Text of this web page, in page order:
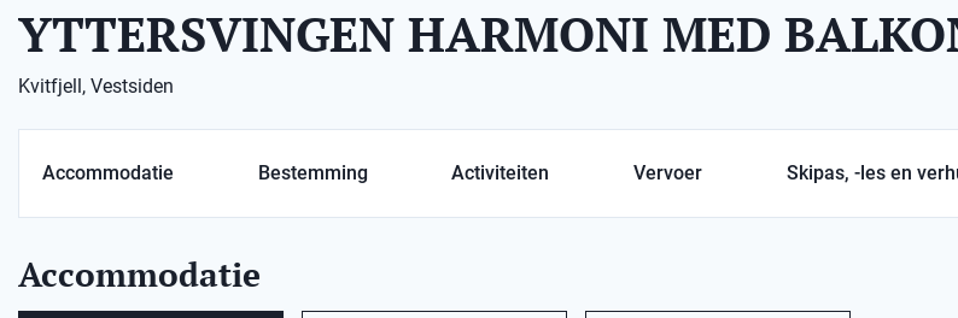
YTTERSVINGEN HARMONI MED
Kvitfjell, Vestsiden
Accommodatie Bestemming Activiteiten Vervoer Skipas, -les en
Accommodatie